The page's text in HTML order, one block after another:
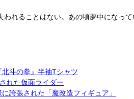
れることはない。あの頃夢中になっ
斗の拳』半袖Tシャツ
れた仮面ライダー
誇張された「魔改造フィギュア」